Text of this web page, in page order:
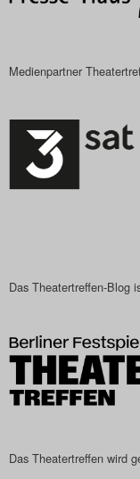
Das
Das
Das
Das
Medienpartner
Das Theatertreffen-Blog
Das Theatertreffen wird